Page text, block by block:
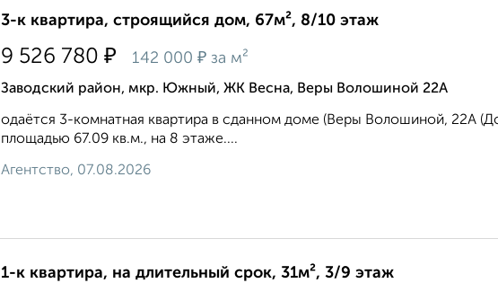
3-к квартира, строящийся дом, 67м², 8/10 этаж
9 526 780 ₽ 142 000 ₽ за м²
Заводский район, мкр. Южный, ЖК Весна, Веры Волошиной 22А
одаётся 3-комнатная квартира в сданном доме (Веры Волошиной, 22А
площадью 67.09 кв.м., на 8 этаже....
Агентство, 07.08.2026
1-к квартира, на длительный срок, 31м², 3/9 этаж